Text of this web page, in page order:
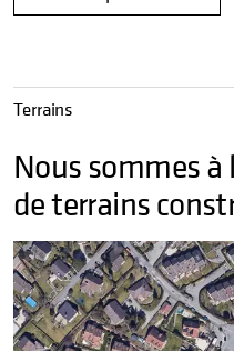
Terrains
Nous sommes à
de terrains